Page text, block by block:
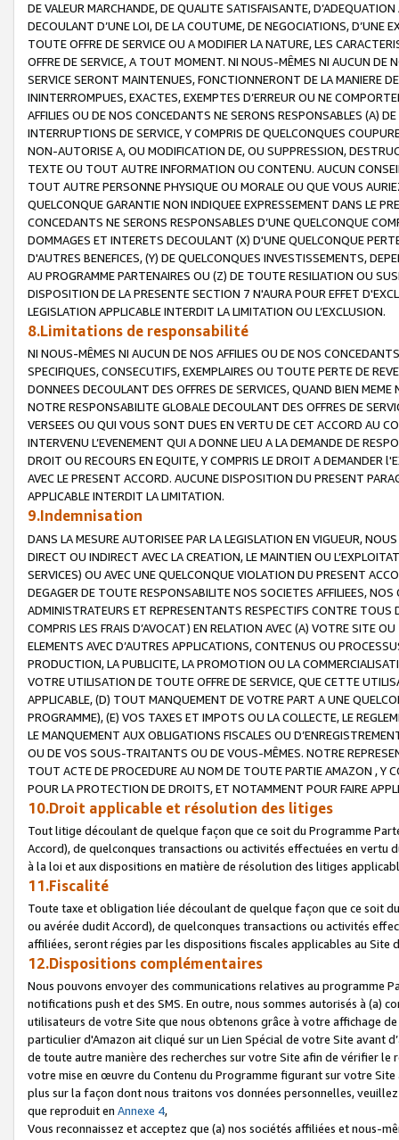
DE VALEUR MARCHANDE, DE QUALITE SATISFAISANTE,
DECOULANT D’UNE LOI, DE LA COUTUME, DE NEGOCIATIONS, D’UNE
TOUTE OFFRE DE SERVICE OU A MODIFIER LA NATURE, LES
OFFRE DE SERVICE, A TOUT MOMENT. NI NOUS-MÊMES NI AUCUN DE
SERVICE SERONT MAINTENUES, FONCTIONNERONT DE LA MANIERE
ININTERROMPUES, EXACTES, EXEMPTES D’ERREUR OU NE
AFFILIES OU DE NOS CONCEDANTS NE SERONS RESPONSABLES (A)
INTERRUPTIONS DE SERVICE, Y COMPRIS DE QUELCONQUES
NON-AUTORISE A, OU MODIFICATION DE, OU SUPPRESSION,
TEXTE OU TOUT AUTRE INFORMATION OU CONTENU. AUCUN
TOUT AUTRE PERSONNE PHYSIQUE OU MORALE OU QUE VOUS
QUELCONQUE GARANTIE NON INDIQUEE EXPRESSEMENT DANS LE
CONCEDANTS NE SERONS RESPONSABLES D’UNE QUELCONQUE
DOMMAGES ET INTERETS DECOULANT (X) D'UNE QUELCONQUE
D'AUTRES BENEFICES, (Y) DE QUELCONQUES INVESTISSEMENTS,
AU PROGRAMME PARTENAIRES OU (Z) DE TOUTE RESILIATION OU
DISPOSITION DE LA PRESENTE SECTION 7 N'AURA POUR EFFET
LEGISLATION APPLICABLE INTERDIT LA LIMITATION OU L’EXCLUSION.
8.Limitations de responsabilité
NI NOUS-MÊMES NI AUCUN DE NOS AFFILIES OU DE NOS
SPECIFIQUES, CONSECUTIFS, EXEMPLAIRES OU TOUTE PERTE DE
DONNEES DECOULANT DES OFFRES DE SERVICES, QUAND BIEN
NOTRE RESPONSABILITE GLOBALE DECOULANT DES OFFRES DE
VERSEES OU QUI VOUS SONT DUES EN VERTU DE CET ACCORD AU
INTERVENU L’EVENEMENT QUI A DONNE LIEU A LA DEMANDE DE
DROIT OU RECOURS EN EQUITE, Y COMPRIS LE DROIT A DEMANDER
AVEC LE PRESENT ACCORD. AUCUNE DISPOSITION DU PRESENT
APPLICABLE INTERDIT LA LIMITATION.
9.Indemnisation
DANS LA MESURE AUTORISEE PAR LA LEGISLATION EN VIGUEUR,
DIRECT OU INDIRECT AVEC LA CREATION, LE MAINTIEN OU
SERVICES) OU AVEC UNE QUELCONQUE VIOLATION DU PRESENT
DEGAGER DE TOUTE RESPONSABILITE NOS SOCIETES AFFILIEES,
ADMINISTRATEURS ET REPRESENTANTS RESPECTIFS CONTRE
COMPRIS LES FRAIS D’AVOCAT) EN RELATION AVEC (A) VOTRE SITE
ELEMENTS AVEC D’AUTRES APPLICATIONS, CONTENUS OU
PRODUCTION, LA PUBLICITE, LA PROMOTION OU LA
VOTRE UTILISATION DE TOUTE OFFRE DE SERVICE, QUE CETTE
APPLICABLE, (D) TOUT MANQUEMENT DE VOTRE PART A UNE
PROGRAMME), (E) VOS TAXES ET IMPOTS OU LA COLLECTE, LE
LE MANQUEMENT AUX OBLIGATIONS FISCALES OU
OU DE VOS SOUS-TRAITANTS OU DE VOUS-MÊMES. NOTRE
TOUT ACTE DE PROCEDURE AU NOM DE TOUTE PARTIE AMAZON , Y
POUR LA PROTECTION DE DROITS, ET NOTAMMENT POUR FAIRE
10.Droit applicable et résolution des litiges
Tout litige découlant de quelque façon que ce soit du Programme
Accord), de quelconques transactions ou activités effectuées en vertu
à la loi et aux dispositions en matière de résolution des litiges
11.Fiscalité
Toute taxe et obligation liée découlant de quelque façon que ce soit
ou avérée dudit Accord), de quelconques transactions ou activités
affiliées, seront régies par les dispositions fiscales applicables au Site
12.Dispositions complémentaires
Nous pouvons envoyer des communications relatives au programme
notifications push et des SMS. En outre, nous sommes autorisés à
utilisateurs de votre Site que nous obtenons grâce à votre affichage
particulier d'Amazon ait cliqué sur un Lien Spécial de votre Site avant
de toute autre manière des recherches sur votre Site afin de vérifier
votre mise en œuvre du Contenu du Programme figurant sur votre
plus sur la façon dont nous traitons vos données personnelles,
que reproduit en Annexe 4,
Vous reconnaissez et acceptez que (a) nos sociétés affiliées et nous-